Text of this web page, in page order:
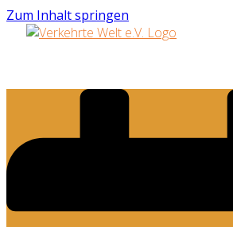
Zum Inhalt springen